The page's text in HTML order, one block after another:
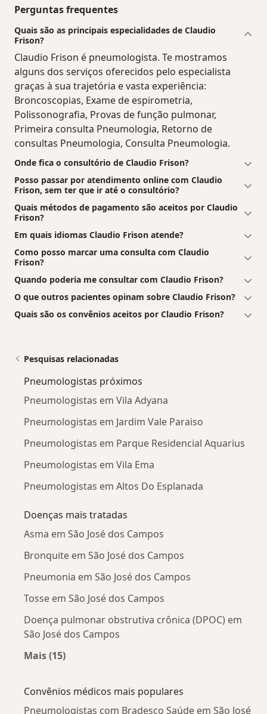
Perguntas frequentes
Quais são as principais especialidades de Claudio
Frison?
Claudio Frison é pneumologista. Te mostramos
alguns dos serviços oferecidos pelo especialista
graças à sua trajetória e vasta experiência:
Broncoscopias, Exame de espirometria,
Polissonografia, Provas de função pulmonar,
Primeira consulta Pneumologia, Retorno de
consultas Pneumologia, Consulta Pneumologia.
Onde fica o consultório de Claudio Frison?
Posso passar por atendimento online com Claudio
Frison, sem ter que ir até o consultório?
Quais métodos de pagamento são aceitos por Claudio
Frison?
Em quais idiomas Claudio Frison atende?
Como posso marcar uma consulta com Claudio
Frison?
Quando poderia me consultar com Claudio Frison?
O que outros pacientes opinam sobre Claudio Frison?
Quais são os convênios aceitos por Claudio Frison?
Pesquisas relacionadas
Pneumologistas próximos
Pneumologistas em Vila Adyana
Pneumologistas em Jardim Vale Paraiso
Pneumologistas em Parque Residencial Aquarius
Pneumologistas em Vila Ema
Pneumologistas em Altos Do Esplanada
Doenças mais tratadas
Asma em São José dos Campos
Bronquite em São José dos Campos
Pneumonia em São José dos Campos
Tosse em São José dos Campos
Doença pulmonar obstrutiva crônica (DPOC) em
São José dos Campos
Mais (15)
Convênios médicos mais populares
Pneumologistas com Bradesco Saúde em São José